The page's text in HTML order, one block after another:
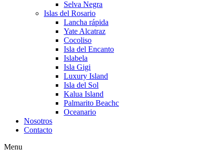
Selva Negra
Islas del Rosario
Lancha rápida
Yate Alcatraz
Cocoliso
Isla del Encanto
Islabela
Isla Gigi
Luxury Island
Isla del Sol
Kalua Island
Palmarito Beachc
Oceanario
Nosotros
Contacto
Menu